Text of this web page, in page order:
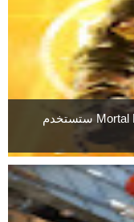
نسخة الحاسب الشخصي من Mortal Kombat 11 ستستخدم